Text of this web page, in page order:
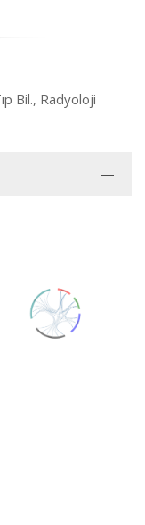
Bil., Radyoloji